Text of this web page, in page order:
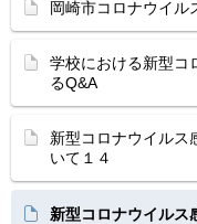
岡崎市コロナウイル
学校における新型コ
るQ&A
新型コロナウイルス
いて１４
新型コロナウイルス